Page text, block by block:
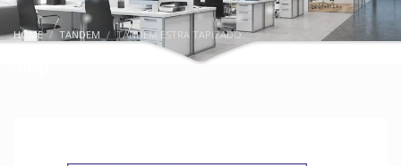
HOME TANDEM TANDEM ESTRA TAPIZADO